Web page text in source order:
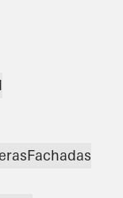
Fachadas